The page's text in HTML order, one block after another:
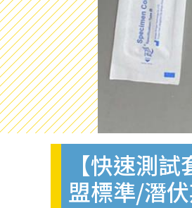
【快速測
盟標準/潛